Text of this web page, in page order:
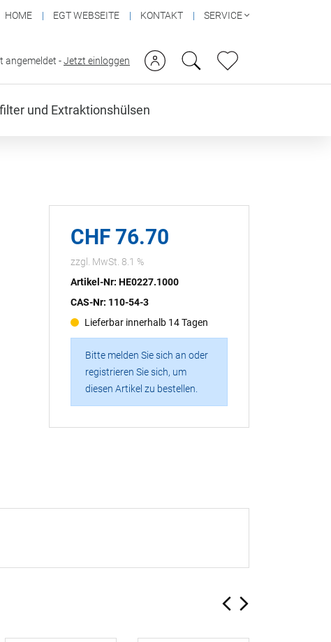
HOME EGT WEBSEITE KONTAKT SERVICE
angemeldet -Jetzt einloggen
und Extraktionshülsen
CHF 76.70
zzgl. MwSt. 8.1 %
Artikel-Nr: HE0227.1000
CAS-Nr: 110-54-3
Lieferbar innerhalb 14 Tagen
Bitte melden Sie sich an oder
registrieren Sie sich, um
diesen Artikel zu bestellen.